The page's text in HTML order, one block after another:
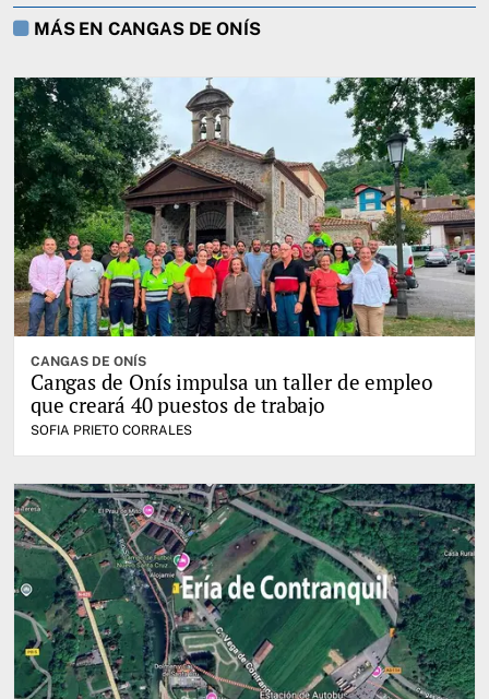
MÁS EN CANGAS DE ONÍS
CANGAS DE ONÍS
Cangas de Onís impulsa un taller de empleo
que creará 40 puestos de trabajo
SOFIA PRIETO CORRALES